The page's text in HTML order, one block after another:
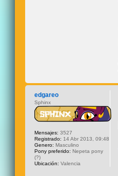
edgareo
Sphinx
Mensajes: 3527
Registrado: 14 Abr 2013, 09:48
Genero: Masculino
Pony preferido: Nepeta pony
(?)
Ubicación: Valencia